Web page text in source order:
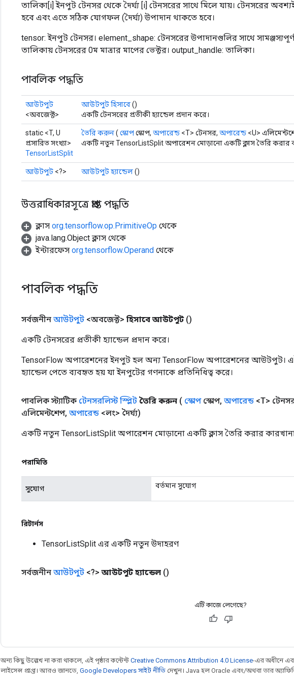
তালিকা[i] ইনপুট টেনসর থেকে দৈর্ঘ্য [i] টেনসরের সাথে মিলে যায়। টেনসরের
হবে এবং এতে সঠিক যোগফল (দৈর্ঘ্য) উপাদান থাকতে হবে।
tensor: ইনপুট টেনসর। element_shape: টেনসরের উপাদানগুলির সাথে
তালিকায় টেনসরের 0ম মাত্রার মাপের ভেক্টর। output_handle: তালিকা।
পাবলিক পদ্ধতি
আউটপুট
<অবজেক্ট>
আউটপুট হিসাবে()
একটি টেনসরের প্রতীকী হ্যান্ডেল প্রদান করে।
static <T, U
প্রসারিত সংখ্যা>
TensorListSplit
তৈরি করুন( স্কোপস্কোপ, অপারেন্ড <T> টেনসর, অপারেন্ড <U>
একটি নতুন TensorListSplit অপারেশন মোড়ানো একটি ক্লাস তৈরি করার
আউটপুট <?> আউটপুট হ্যান্ডেল()
উত্তরাধিকারসূত্রে প্রাপ্ত পদ্ধতি
ক্লাস org.tensorflow.op.PrimitiveOp থেকে
java.lang.Object ক্লাস থেকে
ইন্টারফেস org.tensorflow.Operand থেকে
পাবলিক পদ্ধতি
সর্বজনীন আউটপুট <অবজেক্ট> হিসাবে আউটপুট ()
একটি টেনসরের প্রতীকী হ্যান্ডেল প্রদান করে।
TensorFlow অপারেশনের ইনপুট হল অন্য TensorFlow অপারেশনের আউটপুট। এই
হ্যান্ডেল পেতে ব্যবহৃত হয় যা ইনপুটের গণনাকে প্রতিনিধিত্ব করে।
পাবলিক স্ট্যাটিক টেনসরলিস্ট স্প্লিট তৈরি করুন ( স্কোপস্কোপ, অপারেন্ড <T>
এলিমেন্টশেপ, অপারেন্ড <লং> দৈর্ঘ্য)
একটি নতুন TensorListSplit অপারেশন মোড়ানো একটি ক্লাস তৈরি করার কারখানা
পরামিতি
সুযোগ বর্তমান সুযোগ
রিটার্নস
TensorListSplit এর একটি নতুন উদাহরণ
সর্বজনীন আউটপুট <?> আউটপুট হ্যান্ডেল ()
এটি কাজে লেগেছে?
অন্য কিছু উল্লেখ না করা থাকলে, এই পৃষ্ঠার কন্টেন্ট Creative Commons Attribution 4.0 License-এর অধীনে
লাইসেন্স প্রাপ্ত। আরও জানতে, Google Developers সাইট নীতি দেখুন। Java হল Oracle এবং/অথবা তার